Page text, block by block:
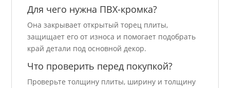
Для чего нужна ПВХ-кромка?
Она закрывает открытый торец плиты,
защищает его от износа и помогает подобрать
край детали под основной декор.
Что проверить перед покупкой?
Проверьте толщину плиты, ширину и толщину